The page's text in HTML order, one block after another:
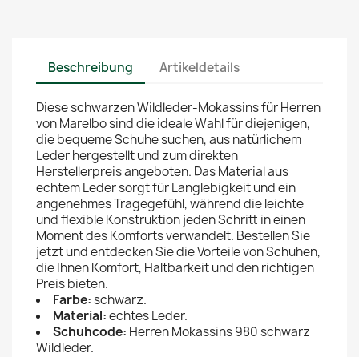
Beschreibung Artikeldetails
Diese schwarzen Wildleder-Mokassins für Herren
von Marelbo sind die ideale Wahl für diejenigen,
die bequeme Schuhe suchen, aus natürlichem
Leder hergestellt und zum direkten
Herstellerpreis angeboten. Das Material aus
echtem Leder sorgt für Langlebigkeit und ein
angenehmes Tragegefühl, während die leichte
und flexible Konstruktion jeden Schritt in einen
Moment des Komforts verwandelt. Bestellen Sie
jetzt und entdecken Sie die Vorteile von Schuhen,
die Ihnen Komfort, Haltbarkeit und den richtigen
Preis bieten.
Farbe:schwarz.
Material:echtes Leder.
Schuhcode: Herren Mokassins 980 schwarz
Wildleder.